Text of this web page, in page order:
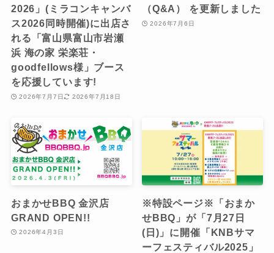
2026」(ミラコンキャンバ
ス2026同時開催)に出店さ
れる「富山県富山市岩瀬
浜 海の家 栄楽荘・
goodfellows様」ブース
を応援しています!
2026年7月7日 2026年7月18日
（Q&A） を更新しました
2026年7月6日
おまかせBBQ 金沢店
GRAND OPEN!!
2026年4月3日
※特設ページ※「おまか
せBBQ」が「7月27日
(日)」に開催「KNBサマ
ーフェスティバル2025」